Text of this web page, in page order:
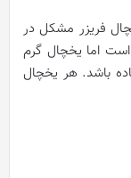
فریزر مشکل در
اما یخچال گرم
باشد. هر یخچال